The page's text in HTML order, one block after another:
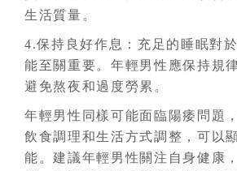
生活質量。
4.保持良好作息：充足的睡眠對
能至關重要。年輕男性應保持規
避免熬夜和過度勞累。
年輕男性同樣可能面臨陽痿問題
飲食調理和生活方式調整，可以
能。建議年輕男性關注自身健康